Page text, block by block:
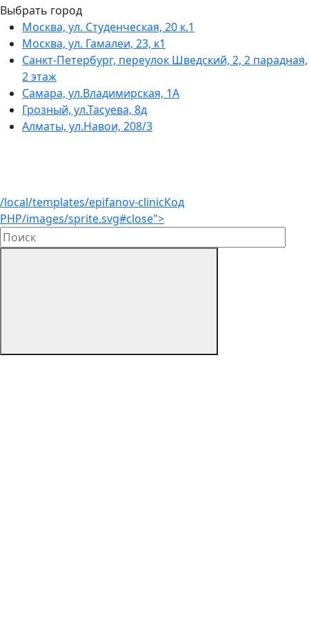
Выбрать город
Москва, ул. Студенческая, 20 к.1
Москва, ул. Гамалеи, 23, к1
Санкт-Петербург, переулок Шведский, 2, 2 парадная,
2 этаж
Самара, ул.Владимирская, 1А
Грозный, ул.Тасуева, 8д
Алматы, ул.Навои, 208/3
/local/templates/epifanov-clinicКод
PHP/images/sprite.svg#close">